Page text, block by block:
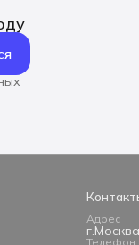
Адрес
Телефон